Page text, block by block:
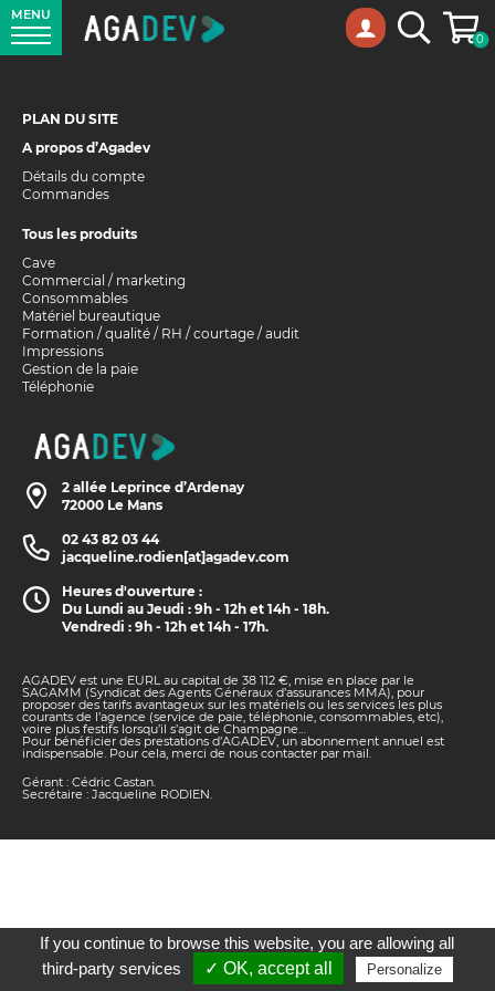
MENU
Recherche0
PLAN DU SITE
A propos d’Agadev
Détails du compte
Commandes
Tous les produits
Cave
Commercial / marketing
Consommables
Matériel bureautique
Formation / qualité / RH / courtage / audit
Impressions
Gestion de la paie
Téléphonie
2 allée Leprince d’Ardenay
72000 Le Mans
02 43 82 03 44
jacqueline.rodien[at]agadev.com
Heures d'ouverture :
Du Lundi au Jeudi : 9h - 12h et 14h - 18h.
Vendredi : 9h - 12h et 14h - 17h.
AGADEV est une EURL au capital de 38 112 €, mise en place par le
SAGAMM (Syndicat des Agents Généraux d’assurances MMA), pour
proposer des tarifs avantageux sur les matériels ou les services les plus
courants de l’agence (service de paie, téléphonie, consommables, etc),
voire plus festifs lorsqu’il s’agit de Champagne…
Pour bénéficier des prestations d’AGADEV, un abonnement annuel est
indispensable. Pour cela, merci de nous contacter par mail.
Gérant : Cédric Castan.
Secrétaire : Jacqueline RODIEN.
If you continue to browse this website, you are allowing all
third-party services
✓ OK, accept all Personalize